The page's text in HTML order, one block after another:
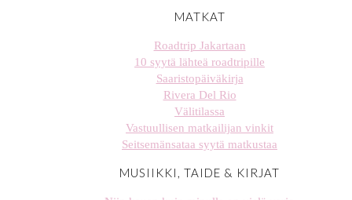
MATKAT
Roadtrip Jakartaan
10 syytä lähteä roadtripille
Saaristopäiväkirja
Rivera Del Rio
Välitilassa
Vastuullisen matkailijan vinkit
Seitsemänsataa syytä matkustaa
MUSIIKKI, TAIDE & KIRJAT